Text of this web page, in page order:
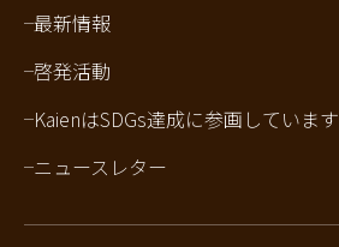
最新情報
啓発活動
KaienはSDGs達成に参画しています
ニュースレター